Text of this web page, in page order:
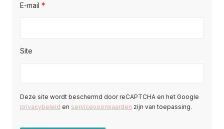
E-mail *
Site
Deze site wordt beschermd door reCAPTCHA en het Google
privacybeleid en servicevoorwaarden zijn van toepassing.